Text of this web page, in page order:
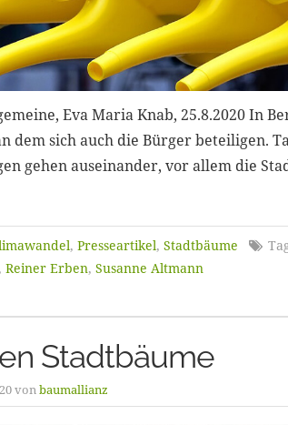
Eva Maria Knab, 25.8.2020 In
dem sich auch die Bürger beteiligen.
gehen auseinander, vor allem die
, Presseartikel, Stadtbäume
Reiner Erben, Susanne Altmann
Stadtbäume
von baumallianz